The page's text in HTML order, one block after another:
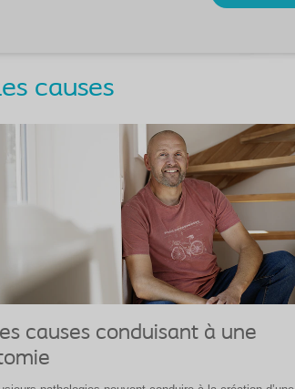
causes
causes conduisant à une